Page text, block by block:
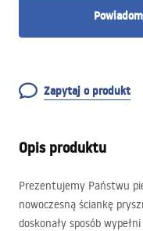
Zapytaj o produkt
Opis produktu
Prezentujemy Państwu
nowoczesną ściankę
doskonały sposób